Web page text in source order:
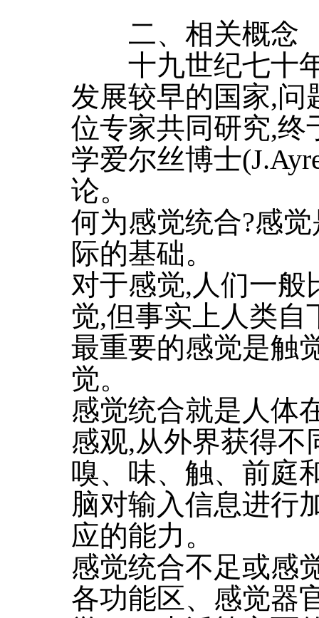
二、相关概念
十九世纪七十年
发展较早的国家,问
位专家共同研究,终
学爱尔丝博士
论。
何为感觉统合?感
际的基础。
对于感觉,人们一般
觉,但事实上人类自
最重要的感觉是触
觉。
感觉统合就是人体
感观,从外界获得不
嗅、味、触、前庭
脑对输入信息进行
应的能力。
感觉统合不足或感
各功能区、感觉器